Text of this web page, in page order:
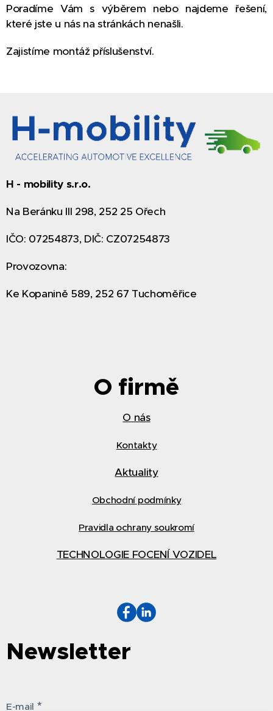
Poradíme Vám s výběrem nebo najdeme řešení,
které jste u nás na stránkách nenašli.
Zajistíme montáž příslušenství.
H - mobility s.r.o.
Na Beránku III 298, 252 25 Ořech
IČO: 07254873, DIČ: CZ07254873
Provozovna:
Ke Kopanině 589, 252 67 Tuchoměřice
O firmě
O nás
Kontakty
Aktuality
Obchodní podmínky
Pravidla ochrany soukromí
TECHNOLOGIE FOCENÍ VOZIDEL
Newsletter
E-mail